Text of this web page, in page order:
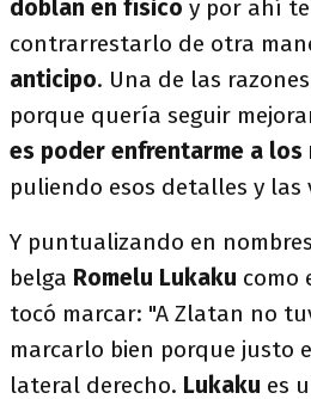
doblan en físico y por ahí
contrarrestarlo de otra
anticipo. Una de las
porque quería seguir
es poder enfrentarme a los
puliendo esos detalles y
Y puntualizando en
belga Romelu Lukaku como
tocó marcar: "A Zlatan no
marcarlo bien porque justo
lateral derecho. Lukaku es